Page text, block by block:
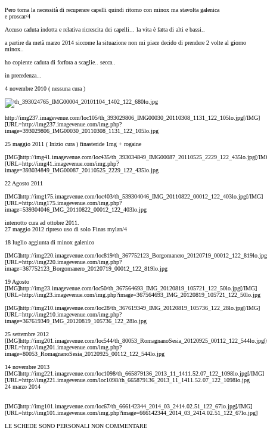
Pero torna la necessità di recuperare capelli quindi ritorno con minox ma stavolta galenica
e proscar/4
Accuso caduta indotta e relativa ricrescita dei capelli... la vita è fatta di alti e bassi..
a partire da metà marzo 2014 siccome la situazione non mi piace decido di prendere 2 volte al giorno
minox..
ho copiente caduta di forfora a scaglie.. secca..
in precedenza...
4 novembre 2010 ( nessuna cura )
http://img237.imagevenue.com/loc105/th_393029806_IMG00030_20110308_1131_122_105lo.jpg[/IMG]
[URL=http://img237.imagevenue.com/img.php?
image=393029806_IMG00030_20110308_1131_122_105lo.jpg
25 maggio 2011 ( Inizio cura ) finasteride 1mg + rogaine
[IMG]http://img41.imagevenue.com/loc435/th_393034849_IMG00087_20110525_2229_122_435lo.jpg[/
[URL=http://img41.imagevenue.com/img.php?
image=393034849_IMG00087_20110525_2229_122_435lo.jpg
22 Agosto 2011
[IMG]http://img175.imagevenue.com/loc403/th_539304046_IMG_20110822_00012_122_403lo.jpg[/IMG]
[URL=http://img175.imagevenue.com/img.php?
image=539304046_IMG_20110822_00012_122_403lo.jpg
interrotto cura ad ottobre 2011.
27 maggio 2012 ripreso uso di solo Finas mylan/4
18 luglio aggiunta di minox galenico
[IMG]http://img220.imagevenue.com/loc819/
[URL=http://img220.imagevenue.com/img.php?
image=367752123_Borgomanero_20120719_00012_122_819lo.jpg
19 Agosto
[IMG]http://img23.imagevenue.com/loc50/th_367564693_IMG_20120819_105721_122_50lo.jpg[/IMG]
[URL=http://img23.imagevenue.com/img.php?image=367564693_IMG_20120819_105721_122_50lo.jpg
[IMG]http://img210.imagevenue.com/loc28/th_367619349_IMG_20120819_105736_122_28lo.jpg[/IMG]
[URL=http://img210.imagevenue.com/img.php?
image=367619349_IMG_20120819_105736_122_28lo.jpg
25 settembre 2012
[IMG]http://img201.imagevenue.com/loc544/
[URL=http://img201.imagevenue.com/img.php?
image=80053_RomagnanoSesia_20120925_00112_122_544lo.jpg
14 novembre 2013
[IMG]http://img221.imagevenue.com/loc1098/th_665879136_2013_11_1411.52.07_122_1098lo.jpg[/IMG]
[URL=http://img221.imagevenue.com/loc1098/th_665879136_2013_11_1411.52.07_122_1098lo.jpg
24 marzo 2014
[IMG]http://img101.imagevenue.com/loc67/th_666142344_2014_03_2414.02.51_122_67lo.jpg[/IMG]
[URL=http://img101.imagevenue.com/img.php?image=666142344_2014_03_2414.02.51_122_67lo.jpg]
LE SCHEDE SONO PERSONALI NON COMMENTARE